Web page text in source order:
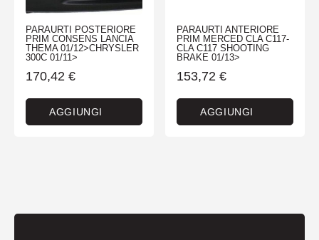
PARAURTI POSTERIORE
PRIM CONSENS LANCIA
THEMA 01/12>CHRYSLER
300C 01/11>
170,42 €
AGGIUNGI
PARAURTI ANTERIORE
PRIM MERCED CLA C117-
CLA C117 SHOOTING
BRAKE 01/13>
153,72 €
AGGIUNGI